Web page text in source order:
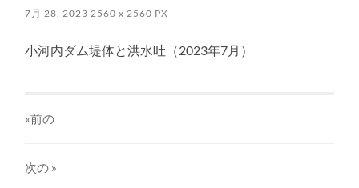
7月 28, 2023 2560x 2560 PX
小河内ダム堤体と洪水吐（2023年7月）
«前の
次の »